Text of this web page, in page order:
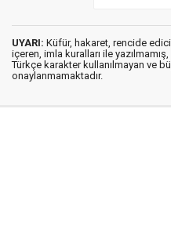
UYARI: Küfür, hakaret, rencide
içeren, imla kuralları ile yazılmamış,
Türkçe karakter kullanılmayan ve
onaylanmamaktadır.